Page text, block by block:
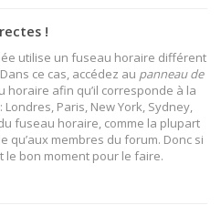
!
utilise un fuseau horaire différent
ce cas, accédez au panneau de
afin qu’il corresponde à la
Paris, New York, Sydney,
fuseau horaire, comme la plupart
qu’aux membres du forum. Donc si
le bon moment pour le faire.